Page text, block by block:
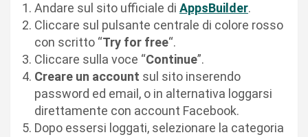
Andare sul sito ufficiale di AppsBuilder.
Cliccare sul pulsante centrale di colore rosso
con scritto “Try for free“.
Cliccare sulla voce “Continue”.
Creare un account sul sito inserendo
password ed email, o in alternativa loggarsi
direttamente con account Facebook.
Dopo essersi loggati, selezionare la categoria